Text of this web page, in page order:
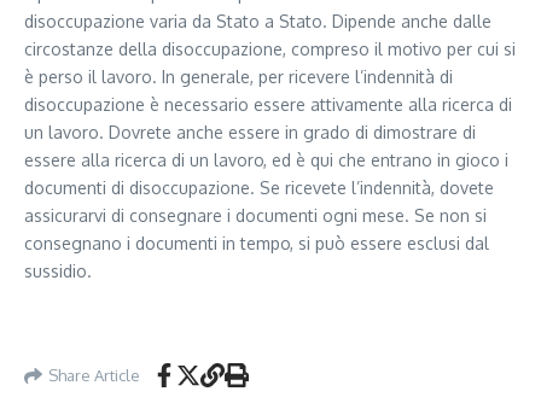
disoccupazione varia da Stato a Stato. Dipende anche dalle
circostanze della disoccupazione, compreso il motivo per cui si
è perso il lavoro. In generale, per ricevere l’indennità di
disoccupazione è necessario essere attivamente alla ricerca di
un lavoro. Dovrete anche essere in grado di dimostrare di
essere alla ricerca di un lavoro, ed è qui che entrano in gioco i
documenti di disoccupazione. Se ricevete l’indennità, dovete
assicurarvi di consegnare i documenti ogni mese. Se non si
consegnano i documenti in tempo, si può essere esclusi dal
sussidio.
Share Article